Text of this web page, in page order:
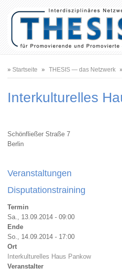
Pfadnavigation
Startseite THESIS — das Netzwerk
Interkulturelles
Schönfließer Straße 7
Berlin
Veranstaltungen
Disputationstraining
Termin
Sa., 13.09.2014 - 09:00
Ende
So., 14.09.2014 - 17:00
Ort
Interkulturelles Haus Pankow
Veranstalter